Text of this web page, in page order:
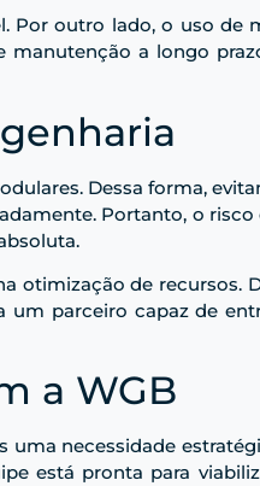
Por outro lado, o uso de
manutenção a longo
Dessa forma,
Portanto, o
otimização de recursos.
um parceiro capaz de
a WGB
necessidade
está pronta para